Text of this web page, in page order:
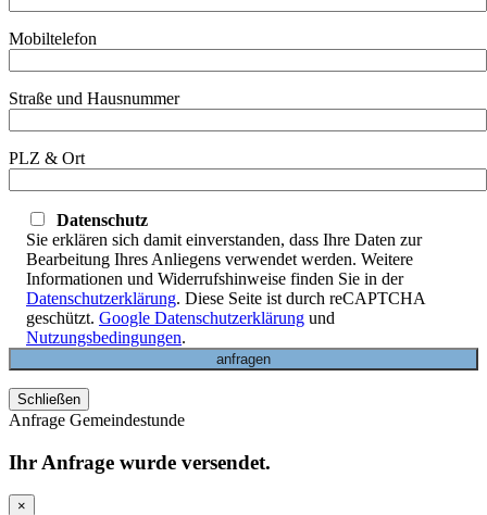
Mobiltelefon
Straße und Hausnummer
PLZ & Ort
Datenschutz
Sie erklären sich damit einverstanden, dass Ihre Daten zur
Bearbeitung Ihres Anliegens verwendet werden. Weitere
Informationen und Widerrufshinweise finden Sie in der
Datenschutzerklärung. Diese Seite ist durch reCAPTCHA
geschützt. Google Datenschutzerklärung und
Nutzungsbedingungen.
Schließen
Anfrage Gemeindestunde
Ihr Anfrage wurde versendet.
×